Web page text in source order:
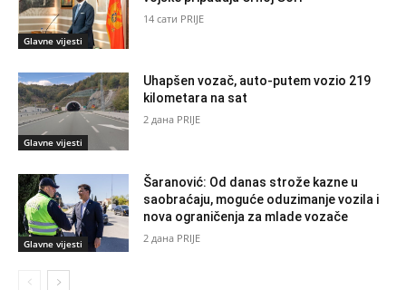
Glavne vijesti
14 сати PRIJE
Glavne vijesti
Uhapšen vozač, auto-putem vozio 219
kilometara na sat
2 дана PRIJE
Glavne vijesti
Šaranović: Od danas strože kazne u
saobraćaju, moguće oduzimanje vozila i
nova ograničenja za mlade vozače
2 дана PRIJE